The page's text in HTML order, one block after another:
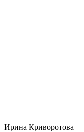
Ирина Криворотова